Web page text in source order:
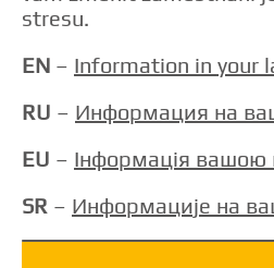
❯
Registration
stresu.
EN – Information in your
RU – Информация на
EU – Інформація
SR – Информације на